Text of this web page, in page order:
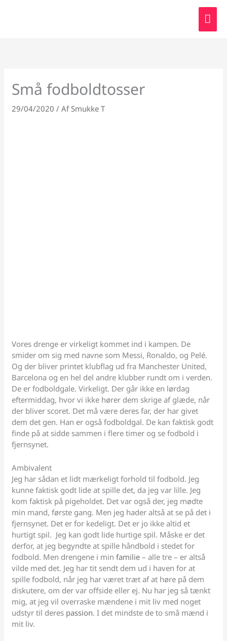
Små fodboldtosser
29/04/2020/ Af Smukke T
Vores drenge er virkeligt kommet ind i kampen. De
smider om sig med navne som Messi, Ronaldo, og Pelé.
Og der bliver printet klubflag ud fra Manchester United,
Barcelona og en hel del andre klubber rundt om i verden.
De er fodboldgale. Virkeligt. Der går ikke en lørdag
eftermiddag, hvor vi ikke hører dem skrige af glæde, når
der bliver scoret. Det må være deres far, der har givet
dem det gen. Han er også fodboldgal. De kan faktisk godt
finde på at sidde sammen i flere timer og se fodbold i
fjernsynet.
Ambivalent
Jeg har sådan et lidt mærkeligt forhold til fodbold. Jeg
kunne faktisk godt lide at spille det, da jeg var lille. Jeg
kom faktisk på pigeholdet. Det var også der, jeg mødte
min mand, første gang. Men jeg hader altså at se på det i
fjernsynet. Det er for kedeligt. Det er jo ikke altid et
hurtigt spil. Jeg kan godt lide hurtige spil. Måske er det
derfor, at jeg begyndte at spille håndbold i stedet for
fodbold. Men drengene i minfamilie – alle tre – er altså
vilde med det. Jeg har tit sendt dem ud i haven for at
spille fodbold, når jeg har været træt af at høre på dem
diskutere, om der var offside eller ej. Nu har jeg så tænkt
mig, at jeg vil overraske mændene i mit liv med noget
udstyr til deres passion. I det mindste de to små mænd i
mit liv.